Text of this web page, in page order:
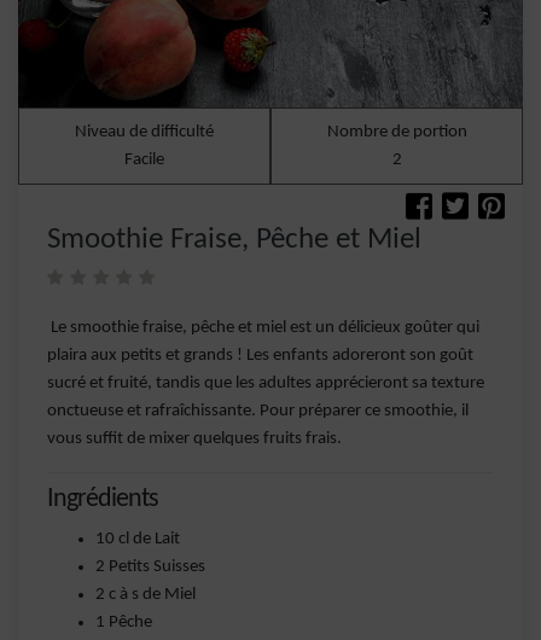
Niveau de difficulté
Facile
Nombre de portion
2
Smoothie Fraise, Pêche et Miel
Le smoothie fraise, pêche et miel est un délicieux goûter qui
plaira aux petits et grands ! Les enfants adoreront son goût
sucré et fruité, tandis que les adultes apprécieront sa texture
onctueuse et rafraîchissante. Pour préparer ce smoothie, il
vous suffit de mixer quelques fruits frais.
Ingrédients
10 cl de Lait
2 Petits Suisses
2 c à s de Miel
1 Pêche